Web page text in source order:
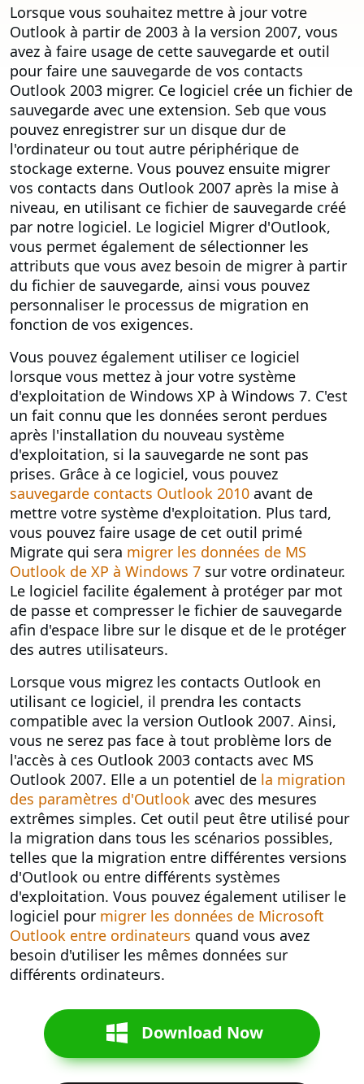
Lorsque vous souhaitez mettre à jour votre
Outlook à partir de 2003 à la version 2007, vous
avez à faire usage de cette sauvegarde et outil
pour faire une sauvegarde de vos contacts
Outlook 2003 migrer. Ce logiciel crée un fichier de
sauvegarde avec une extension. Seb que vous
pouvez enregistrer sur un disque dur de
l'ordinateur ou tout autre périphérique de
stockage externe. Vous pouvez ensuite migrer
vos contacts dans Outlook 2007 après la mise à
niveau, en utilisant ce fichier de sauvegarde créé
par notre logiciel. Le logiciel Migrer d'Outlook,
vous permet également de sélectionner les
attributs que vous avez besoin de migrer à partir
du fichier de sauvegarde, ainsi vous pouvez
personnaliser le processus de migration en
fonction de vos exigences.
Vous pouvez également utiliser ce logiciel
lorsque vous mettez à jour votre système
d'exploitation de Windows XP à Windows 7. C'est
un fait connu que les données seront perdues
après l'installation du nouveau système
d'exploitation, si la sauvegarde ne sont pas
prises. Grâce à ce logiciel, vous pouvez
sauvegarde contacts Outlook 2010 avant de
mettre votre système d'exploitation. Plus tard,
vous pouvez faire usage de cet outil primé
Migrate qui sera migrer les données de MS
Outlook de XP à Windows 7 sur votre ordinateur.
Le logiciel facilite également à protéger par mot
de passe et compresser le fichier de sauvegarde
afin d'espace libre sur le disque et de le protéger
des autres utilisateurs.
Lorsque vous migrez les contacts Outlook en
utilisant ce logiciel, il prendra les contacts
compatible avec la version Outlook 2007. Ainsi,
vous ne serez pas face à tout problème lors de
l'accès à ces Outlook 2003 contacts avec MS
Outlook 2007. Elle a un potentiel de la migration
des paramètres d'Outlook avec des mesures
extrêmes simples. Cet outil peut être utilisé pour
la migration dans tous les scénarios possibles,
telles que la migration entre différentes versions
d'Outlook ou entre différents systèmes
d'exploitation. Vous pouvez également utiliser le
logiciel pour migrer les données de Microsoft
Outlook entre ordinateurs quand vous avez
besoin d'utiliser les mêmes données sur
différents ordinateurs.
Download Now